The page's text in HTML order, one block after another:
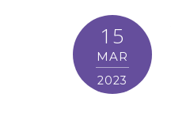
15
MAR
2023